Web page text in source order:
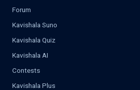
Forum
Kavishala Suno
Kavishala Quiz
Kavishala AI
Contests
Kavishala Plus